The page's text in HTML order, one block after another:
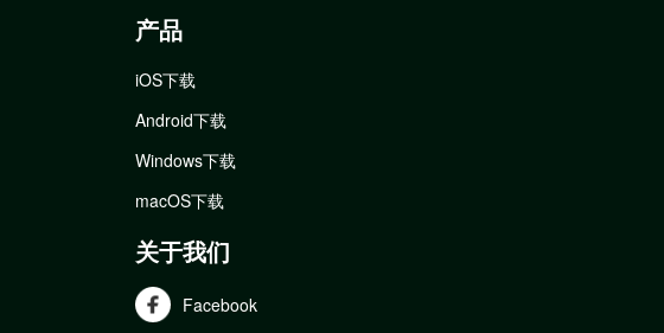
产品
iOS下载
Android下载
Windows下载
macOS下载
关于我们
Facebook